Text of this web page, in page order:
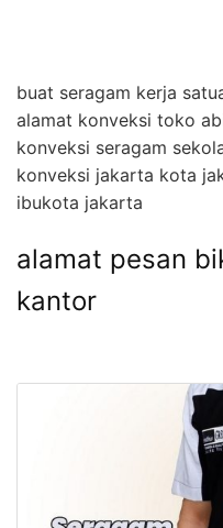
buat seragam kerja
alamat konveksi toko
konveksi seragam
konveksi jakarta kota
ibukota jakarta
alamat pesan
kantor